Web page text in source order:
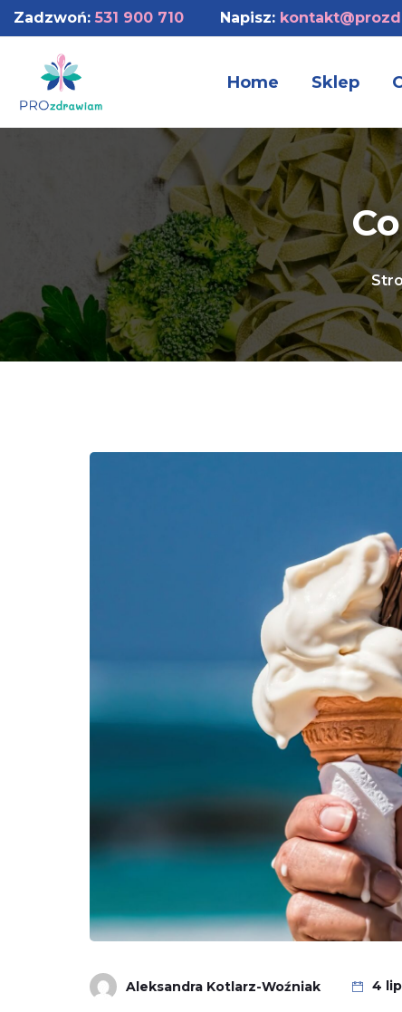
Zadzwoń:531 900 710 Napisz:
Home Sklep
Aleksandra Kotlarz-Woźniak 4